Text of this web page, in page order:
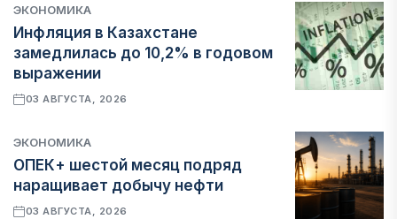
ЭКОНОМИКА
Инфляция в Казахстане
замедлилась до 10,2% в годовом
выражении
03 АВГУСТА, 2026
ЭКОНОМИКА
ОПЕК+ шестой месяц подряд
наращивает добычу нефти
03 АВГУСТА, 2026